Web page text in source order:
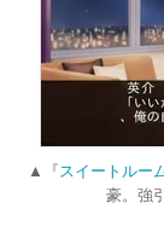
▲『スイートルー
豪。強